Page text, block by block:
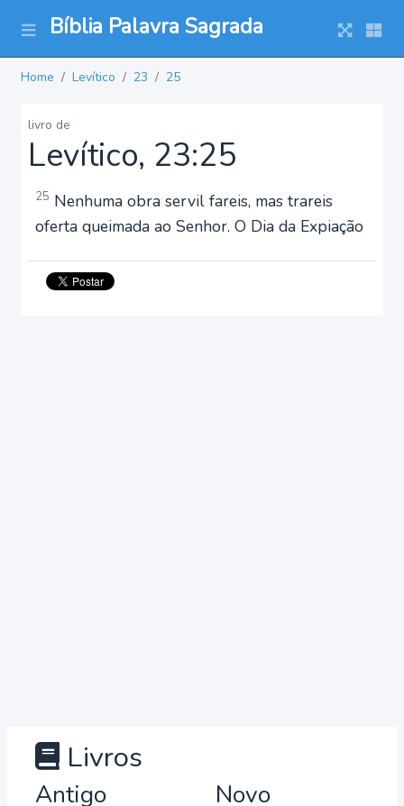
Bíblia Palavra Sagrada
Home Levítico 23 25
livro de
Levítico, 23:25
25 Nenhuma obra servil fareis, mas trareis
oferta queimada ao Senhor. O Dia da Expiação
Livros
Antigo
Novo